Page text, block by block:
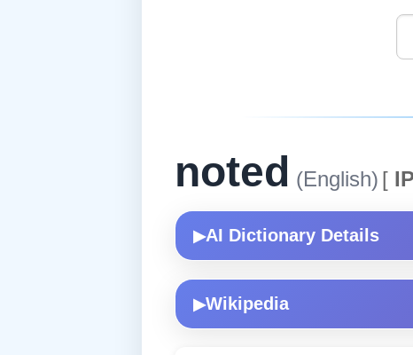
noted (English) [
▶AI Dictionary Details
▶Wikipedia